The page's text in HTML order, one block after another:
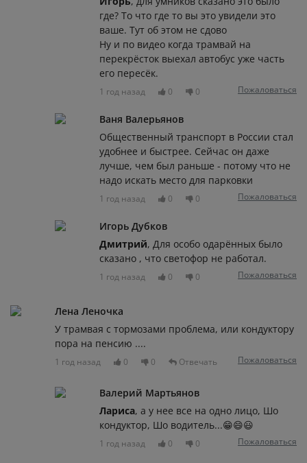
где? То что где то вы это увидели это
ваше. Тут об этом не сдово
Ну и по видео когда трамвай на
перекрёсток выехал автобус уже часть
его пересёк.
1 год назад 0 0 Пожаловаться
Ваня Валерьянов
Общественный транспорт в России стал
удобнее и быстрее. Сейчас он даже
лучше, чем был раньше - потому что не
надо искать место для парковки
1 год назад 0 0 Пожаловаться
Игорь Дубков
Дмитрий, Для особо одарённых было
сказано , что светофор не работал.
1 год назад 0 0 Пожаловаться
Лена Леночка
У трамвая с тормозами проблема, или кондуктору
пора на пенсию ....
1 год назад 0 0 Отвечать Пожаловаться
Валерий Мартьянов
Лариса, а у нее все на одно лицо, Шо
кондуктор, Шо водитель...😁😄😃
1 год назад 0 0 Пожаловаться